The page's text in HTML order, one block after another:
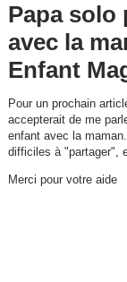
Papa solo
avec la
Enfant
Pour un prochain
accepterait de me
enfant avec la
difficiles à "partager",
Merci pour votre aide